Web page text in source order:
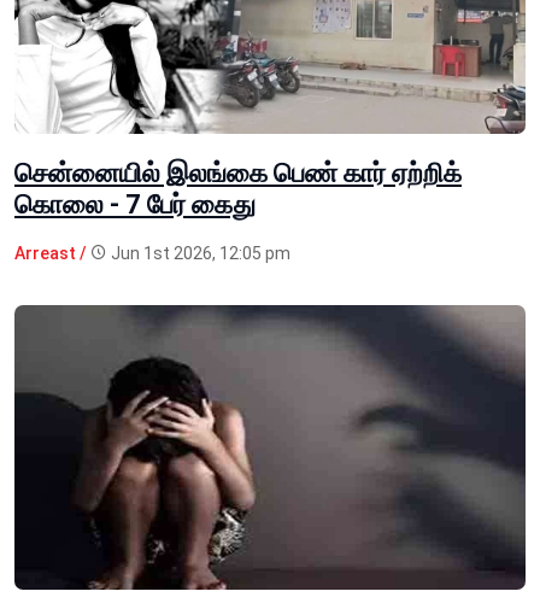
சென்னையில் இலங்கை பெண் கார் ஏற்றிக்
கொலை - 7 பேர் கைது
Arreast / Jun 1st 2026, 12:05 pm